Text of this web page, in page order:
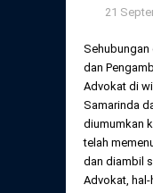
Peraturan
Daftar
Daftar
21
Sehubungan
dan
Advokat di
Samarinda
diumumkan
telah
dan diambil
Advokat,